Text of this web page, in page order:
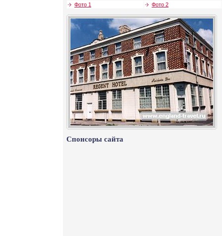
Фото 1 Фото 2
Спонсоры сайта